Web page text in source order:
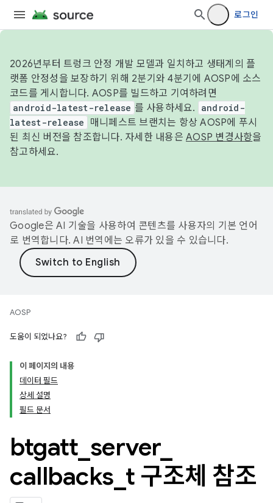
로그인
2026년부터 트렁크 안정 개발 모델과 일치하고 생태계의 플
랫폼 안정성을 보장하기 위해 2분기와 4분기에 AOSP에 소스
코드를 게시합니다. AOSP를 빌드하고 기여하려면
android-latest-release 를 사용하세요.
android-
latest-release
매니페스트 브랜치는 항상 AOSP에 푸시
된 최신 버전을 참조합니다. 자세한 내용은 AOSP 변경사항을
참고하세요.
Google은 AI 기술을 사용하여 콘텐츠를 사용자의 기본 언어
로 번역합니다. AI 번역에는 오류가 있을 수 있습니다.
AOSP
도움이 되었나요?
이 페이지의 내용
데이터 필드
상세 설명
필드 문서
btgatt server_
callbacks t 구조체 참조